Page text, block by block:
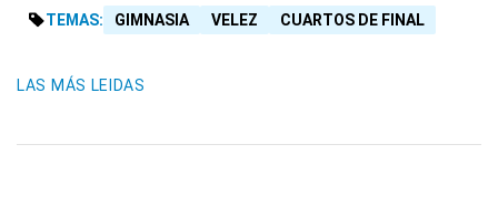
TEMAS: GIMNASIA VELEZ CUARTOS DE FINAL
LAS MÁS LEIDAS